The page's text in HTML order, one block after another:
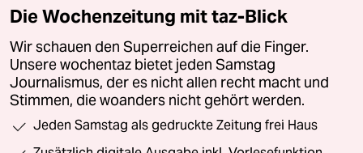
Die Wochenzeitung mit taz-Blick
Wir schauen den Superreichen auf die Finger.
Unsere wochentaz bietet jeden Samstag
Journalismus, der es nicht allen recht macht und
Stimmen, die woanders nicht gehört werden.
Jeden Samstag als gedruckte Zeitung frei Haus